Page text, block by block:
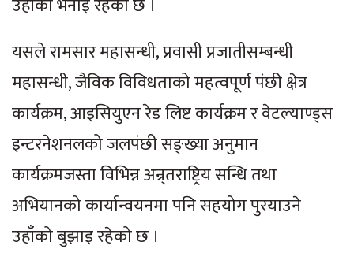
उहाँको भनाइ रहेको छ ।
यसले रामसार महासन्धी, प्रवासी प्रजातीसम्बन्धी
महासन्धी, जैविक विविधताको महत्वपूर्ण पंछी क्षेत्र
कार्यक्रम, आइसियुएन रेड लिष्ट कार्यक्रम र वेटल्याण्ड्स
इन्टरनेशनलको जलपंछी सङ्ख्या अनुमान
कार्यक्रमजस्ता विभिन्न अन्र्तराष्ट्रिय सन्धि तथा
अभियानको कार्यान्वयनमा पनि सहयोग पुरयाउने
उहाँको बुझाइ रहेको छ ।